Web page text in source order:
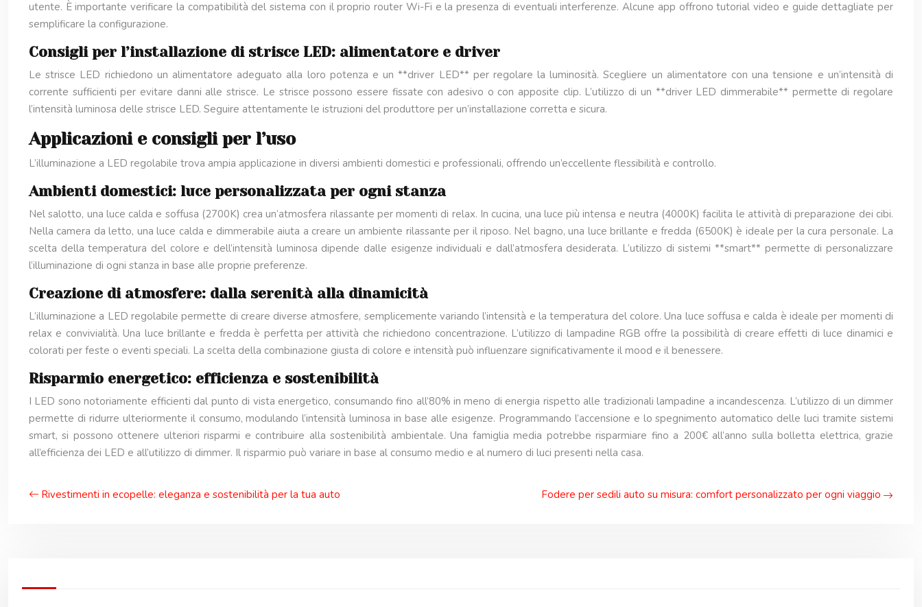
utente. È importante verificare la compatibilità del sistema con il proprio router Wi-Fi e la presenza di eventuali interferenze. Alcune app offrono tutorial video e guide dettagliate per
semplificare la configurazione.
Consigli per l’installazione di strisce LED: alimentatore e driver
Le strisce LED richiedono un alimentatore adeguato alla loro potenza e un **driver LED** per regolare la luminosità. Scegliere un alimentatore con una tensione e un’intensità di
corrente sufficienti per evitare danni alle strisce. Le strisce possono essere fissate con adesivo o con apposite clip. L’utilizzo di un **driver LED dimmerabile** permette di regolare
l’intensità luminosa delle strisce LED. Seguire attentamente le istruzioni del produttore per un’installazione corretta e sicura.
Applicazioni e consigli per l’uso
L’illuminazione a LED regolabile trova ampia applicazione in diversi ambienti domestici e professionali, offrendo un’eccellente flessibilità e controllo.
Ambienti domestici: luce personalizzata per ogni stanza
Nel salotto, una luce calda e soffusa (2700K) crea un’atmosfera rilassante per momenti di relax. In cucina, una luce più intensa e neutra (4000K) facilita le attività di preparazione dei cibi.
Nella camera da letto, una luce calda e dimmerabile aiuta a creare un ambiente rilassante per il riposo. Nel bagno, una luce brillante e fredda (6500K) è ideale per la cura personale. La
scelta della temperatura del colore e dell’intensità luminosa dipende dalle esigenze individuali e dall’atmosfera desiderata. L’utilizzo di sistemi **smart** permette di personalizzare
l’illuminazione di ogni stanza in base alle proprie preferenze.
Creazione di atmosfere: dalla serenità alla dinamicità
L’illuminazione a LED regolabile permette di creare diverse atmosfere, semplicemente variando l’intensità e la temperatura del colore. Una luce soffusa e calda è ideale per momenti di
relax e convivialità. Una luce brillante e fredda è perfetta per attività che richiedono concentrazione. L’utilizzo di lampadine RGB offre la possibilità di creare effetti di luce dinamici e
colorati per feste o eventi speciali. La scelta della combinazione giusta di colore e intensità può influenzare significativamente il mood e il benessere.
Risparmio energetico: efficienza e sostenibilità
I LED sono notoriamente efficienti dal punto di vista energetico, consumando fino all’80% in meno di energia rispetto alle tradizionali lampadine a incandescenza. L’utilizzo di un dimmer
permette di ridurre ulteriormente il consumo, modulando l’intensità luminosa in base alle esigenze. Programmando l’accensione e lo spegnimento automatico delle luci tramite sistemi
smart, si possono ottenere ulteriori risparmi e contribuire alla sostenibilità ambientale. Una famiglia media potrebbe risparmiare fino a 200€ all’anno sulla bolletta elettrica, grazie
all’efficienza dei LED e all’utilizzo di dimmer. Il risparmio può variare in base al consumo medio e al numero di luci presenti nella casa.
Rivestimenti in ecopelle: eleganza e sostenibilità per la tua auto Fodere per sedili auto su misura: comfort personalizzato per ogni viaggio